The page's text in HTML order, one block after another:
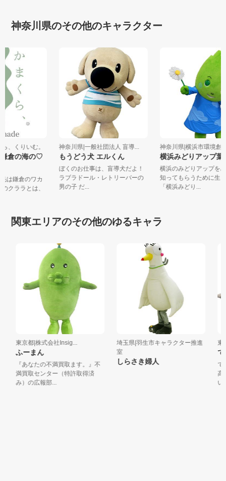
神奈川県のその他のキャラクター
ら、くりいむ。
鎌倉の海の♡
毛は鎌倉のワカ
のクララとは、
神奈川県|一般社団法人 盲導...
もうどう犬 エルくん
ぼくのお仕事は、盲導犬だよ！
ラブラドール・レトリーバーの
男の子 だ...
神奈川県|横浜市環境
横浜みどりアップ
横浜のみどりアップ
知ってもらうために
「横浜みどり...
関東エリアのその他のゆるキャラ
東京都|株式会社Insig...
ふーまん
『あなたの不満買取ます。』不
満買取センター（特許取得済
み）の広報部...
埼玉県|羽生市キャラクター推進
室
しらさき婦人
東
で
で
高
い